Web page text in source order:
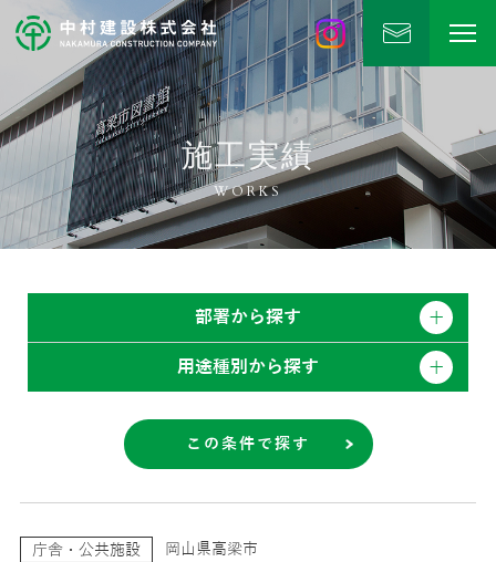
中村建設
公式Instagram
施工実績
WORKS
部署から探す
用途種別から探す
庁舎・公共施設 岡山県高梁市